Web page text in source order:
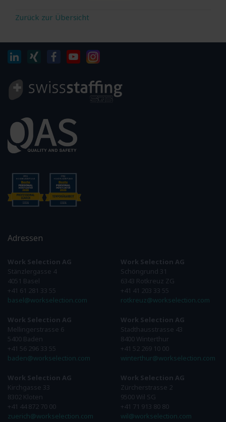
Zurück zur Übersicht
Adressen
Work Selection AG
Stänzlergasse 4
4051 Basel
+41 61 281 33 55
basel@workselection.com
Work Selection AG
Mellingerstrasse 6
5400 Baden
+41 56 296 33 55
baden@workselection.com
Work Selection AG
Kirchgasse 33
8302 Kloten
+41 44 872 70 00
zuerich@workselection.com
Work Selection AG
Schöngrund 31
6343 Rotkreuz ZG
+41 41 203 33 55
rotkreuz@workselection.com
Work Selection AG
Stadthausstrasse 43
8400 Winterthur
+41 52 269 10 00
winterthur@workselection.com
Work Selection AG
Zürcherstrasse 2
9500 Wil SG
+41 71 913 80 80
wil@workselection.com